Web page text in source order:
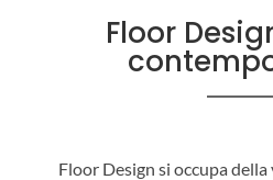
Floor
Floor Design si occupa